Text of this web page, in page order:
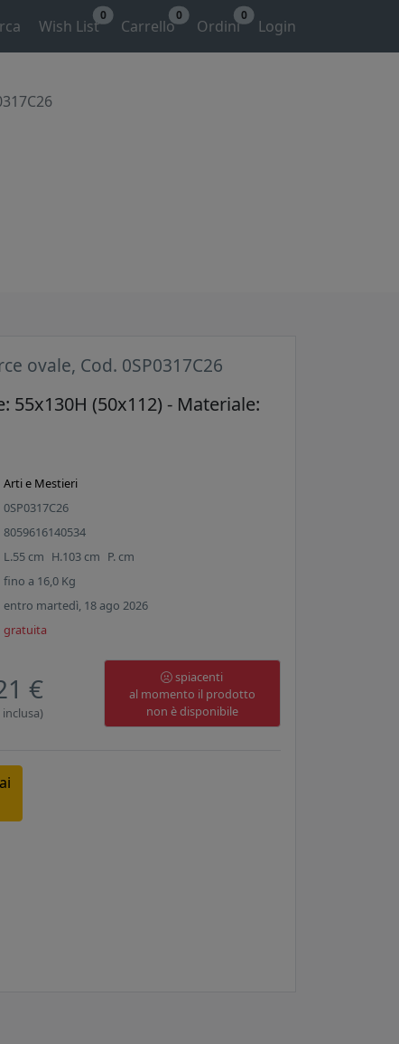
Wish List
0
Carrello
0
Ordini
0
Login
ovale, Cod. 0SP0317C26
55x130H (50x112) - Materiale:
Arti e Mestieri
0SP0317C26
8059616140534
L.55 cm H.103 cm P. cm
fino a 16,0 Kg
entro martedì, 18 ago 2026
gratuita
€
spiacenti
al momento il prodotto
non è disponibile